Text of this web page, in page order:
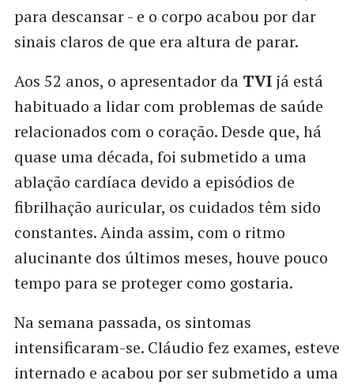
para descansar - e o corpo acabou por dar
sinais claros de que era altura de parar.
Aos 52 anos, o apresentador da TVIjá está
habituado a lidar com problemas de saúde
relacionados com o coração. Desde que, há
quase uma década, foi submetido a uma
ablação cardíaca devido a episódios de
fibrilhação auricular, os cuidados têm sido
constantes. Ainda assim, com o ritmo
alucinante dos últimos meses, houve pouco
tempo para se proteger como gostaria.
Na semana passada, os sintomas
intensificaram-se. Cláudio fez exames, esteve
internado e acabou por ser submetido a uma